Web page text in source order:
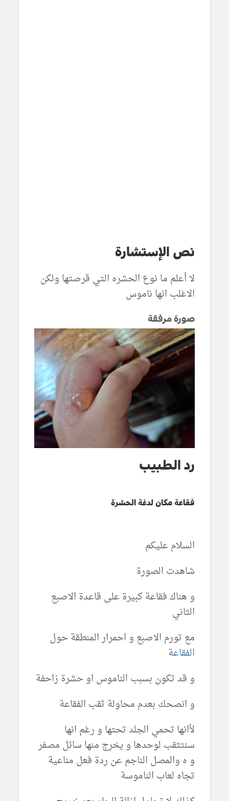
نص الإستشارة
لا أعلم ما نوع الحشره التي قرصتها ولكن
الاغلب انها ناموس
صورة مرفقة
رد الطبيب
فقاعة مكان لدغة الحشرة
السلام عليكم
شاهدت الصورة
و هناك فقاعة كبيرة على قاعدة الاصبع
الثاني
مع تورم الاصبع و احمرار المنطقة حول
الفقاعة
و قد تكون بسبب الناموس او حشرة زاحفة
و انصحك بعدم محاولة ثقب الفقاعة
لأانها تحمي الجلد تحتها و رغم انها
سنتثقب لوحدها و يخرج منها سائل مصفر
و ه والمصل الناجم عن ردة فعل مناعية
تجاه لعاب الناموسة